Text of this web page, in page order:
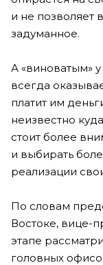
и не позволяет
задуманное.
А «виноватым»
всегда
платит им
неизвестно
стоит более
и выбирать
реализации
По словам
Востоке, вице-
этапе
головных